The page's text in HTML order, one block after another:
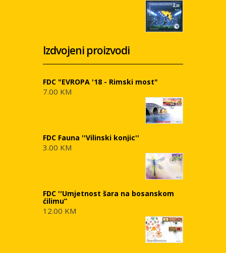
Izdvojeni proizvodi
FDC "EVROPA '18 - Rimski most"
7.00 KM
FDC Fauna ''Vilinski konjic''
3.00 KM
FDC ''Umjetnost šara na bosanskom
ćilimu”
12.00 KM